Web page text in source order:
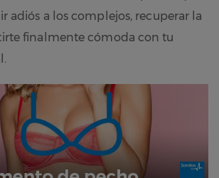
adiós a los complejos, recuperar la
finalmente cómoda con tu